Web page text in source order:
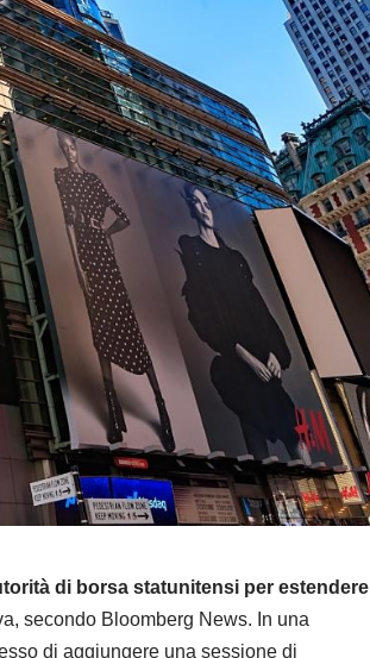
di borsa statunitensi per estendere
secondo Bloomberg News. In una
di aggiungere una sessione di